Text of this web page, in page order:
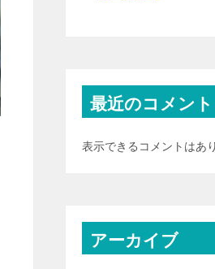
最近のコメント
表示できるコメントはあ
アーカイブ